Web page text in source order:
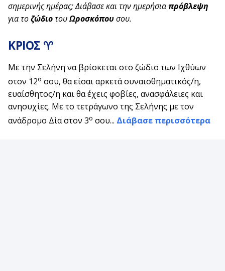
σημερινής ημέρας; Διάβασε και την ημερήσιαπρόβλεψη
για τοζώδιοτουΩροσκόπουσου.
ΚΡΙΟΣ ♈
Με την Σελήνη να βρίσκεται στο ζώδιο των Ιχθύων
στον 12ο σου, θα είσαι αρκετά συναισθηματικός/η,
ευαίσθητος/η και θα έχεις φοβίες, ανασφάλειες και
ανησυχίες. Με το τετράγωνο της Σελήνης με τον
ανάδρομο Δία στον 3ο σου... Διάβασε περισσότερα